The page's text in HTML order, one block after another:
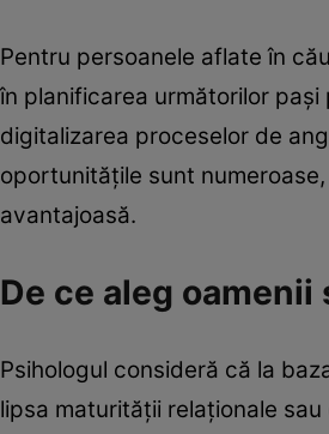
Pentru persoanele aflate în
în planificarea următorilor
digitalizarea proceselor de
oportunitățile sunt
avantajoasă.
De ce aleg
Psihologul consideră că la
lipsa maturității relaționale